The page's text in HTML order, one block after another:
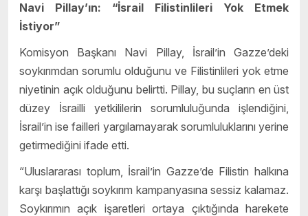
Navi Pillay’ın: “İsrail Filistinlileri Yok Etmek
İstiyor”
Komisyon Başkanı Navi Pillay, İsrail’in Gazze’deki
soykırımdan sorumlu olduğunu ve Filistinlileri yok etme
niyetinin açık olduğunu belirtti. Pillay, bu suçların en üst
düzey İsrailli yetkililerin sorumluluğunda işlendiğini,
İsrail’in ise failleri yargılamayarak sorumluluklarını yerine
getirmediğini ifade etti.
“Uluslararası toplum, İsrail’in Gazze’de Filistin halkına
karşı başlattığı soykırım kampanyasına sessiz kalamaz.
Soykırımın açık işaretleri ortaya çıktığında harekete